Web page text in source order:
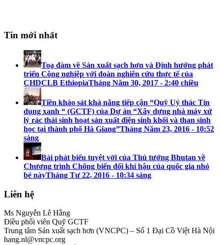
Tin mới nhất
Toạ đàm về Sản xuất sạch hơn và Định hướng phát
triển Công nghiệp với đoàn nghiên cứu thực tế của
CHDCLB EthiopiaTháng Năm 30, 2017 - 2:40 chiều
Tiền khảo sát khả năng tiếp cận “Quỹ Uỷ thác Tín
dụng xanh “ (GCTF) của Dự án “Xây dựng nhà máy xử
lý rác thải sinh hoạt sản xuất điện sinh khối và than sinh
học tại thành phố Hà Giang”Tháng Năm 23, 2016 - 10:52
sáng
Bài phát biểu tuyệt vời của Thủ tướng Bhutan về
Chương trình Chống biến đổi khí hậu của quốc gia nhỏ
bé nàyTháng Tư 22, 2016 - 10:34 sáng
Liên hệ
Ms Nguyễn Lê Hằng
Điều phối viên Quỹ GCTF
Trung tâm Sản xuất sạch hơn (VNCPC) – Số 1 Đại Cồ Việt Hà Nội
hang.nl@vncpc.org